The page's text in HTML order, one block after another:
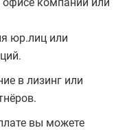
юр.лиц или
в лизинг или
вы можете